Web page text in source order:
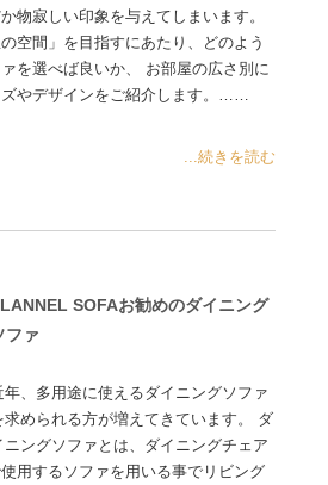
物寂しい印象を与えてしまいます。
空間」を目指すにあたり、どのよう
を選べば良いか、 お部屋の広さ別に
やデザインをご紹介します。……
...続きを読む
SOFAお勧めのダイニング
ファ
年、多用途に使えるダイニングソファ
求められる方が増えてきています。 ダ
ニングソファとは、ダイニングチェア
用するソファを用いる事でリビング